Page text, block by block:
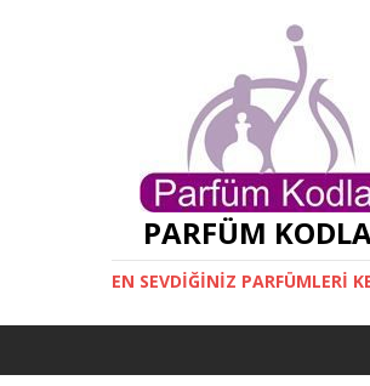
PARFÜM
EN SEVDIĞINIZ PARFÜMLERI